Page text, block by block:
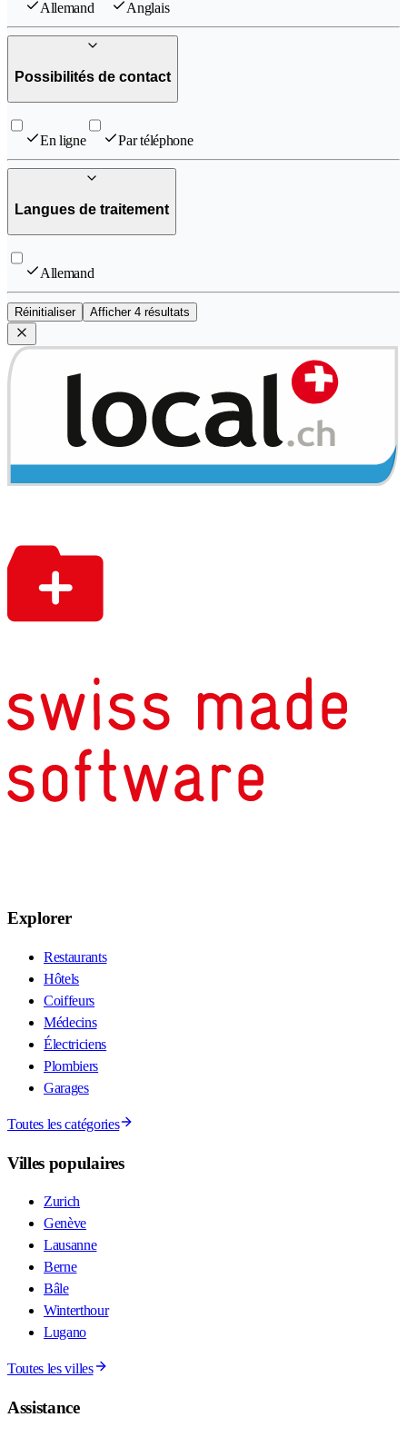
Allemand Anglais
Possibilités de contact
En ligne Par téléphone
Langues de traitement
Allemand
Réinitialiser Afficher 4 résultats
Explorer
Restaurants
Hôtels
Coiffeurs
Médecins
Électriciens
Plombiers
Garages
Toutes les catégories
Villes populaires
Zurich
Genève
Lausanne
Berne
Bâle
Winterthour
Lugano
Toutes les villes
Assistance